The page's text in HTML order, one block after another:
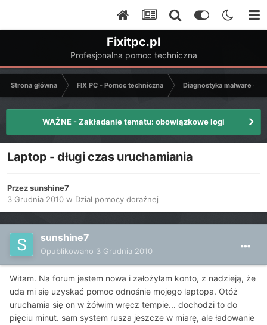
Fixitpc.pl
Profesjonalna pomoc techniczna
Strona główna FIX PC - Pomoc techniczna Diagnostyka malware -
WAŻNE - Zakładanie tematu: obowiązkowe logi
Laptop - długi czas uruchamiania
Przezsunshine7
3 Grudnia 2010 w Dział pomocy doraźnej
sunshine7
Opublikowano 3 Grudnia 2010
Witam. Na forum jestem nowa i założyłam konto, z nadzieją, że
uda mi się uzyskać pomoc odnośnie mojego laptopa. Otóż
uruchamia się on w żółwim wręcz tempie... dochodzi to do
pięciu minut. sam system rusza jeszcze w miarę, ale ładowanie